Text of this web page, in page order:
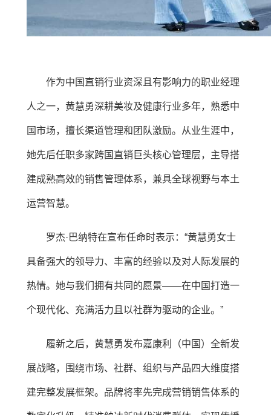
作为中国直销行业资深且有影响力的职业经理
人之一，黄慧勇深耕美妆及健康行业多年，熟悉中
国市场，擅长渠道管理和团队激励。从业生涯中，
她先后任职多家跨国直销巨头核心管理层，主导搭
建成熟高效的销售管理体系，兼具全球视野与本土
运营智慧。
罗杰·巴纳特在宣布任命时表示：“黄慧勇女士
具备强大的领导力、丰富的经验以及对人际发展的
热情。她与我们拥有共同的愿景——在中国打造一
个现代化、充满活力且以社群为驱动的企业。”
履新之后，黄慧勇发布嘉康利（中国）全新发
展战略，围绕市场、社群、组织与产品四大维度搭
建完整发展框架。品牌将率先完成营销销售体系的